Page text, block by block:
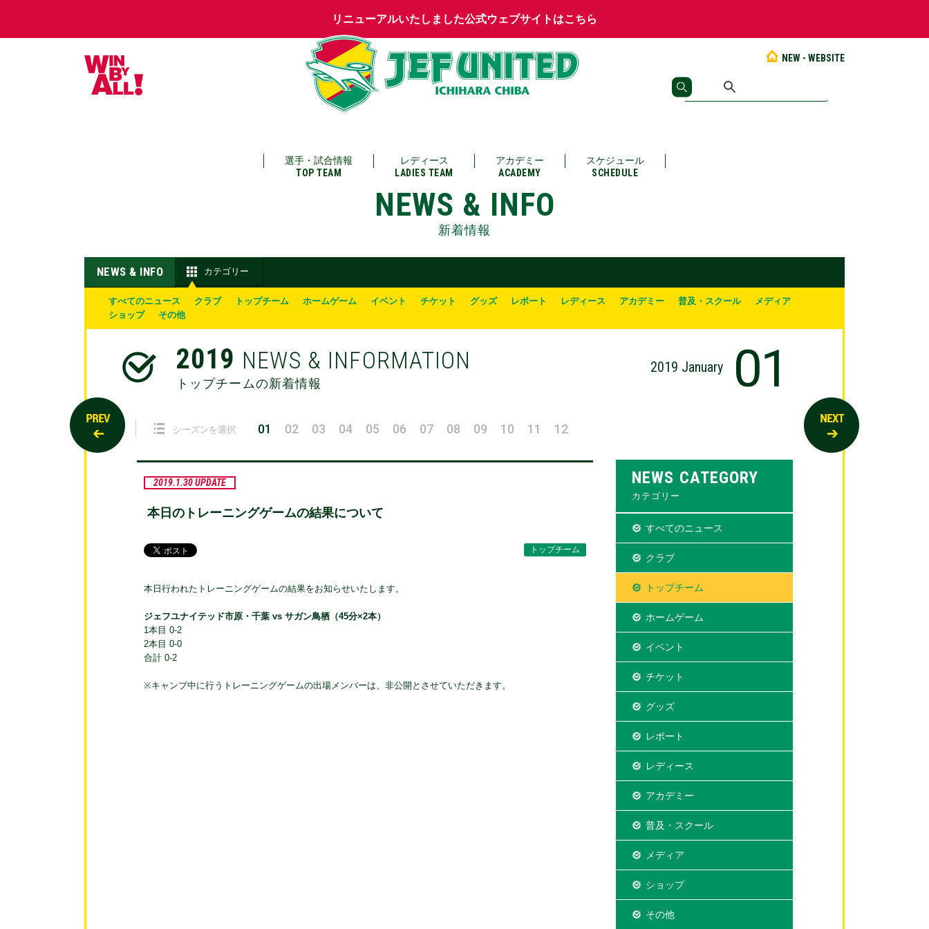
リニューアルいたしました公式ウェブサイトはこちら
NEW - WEBSITE
選手・試合情報
TOP TEAM
レディース
LADIES TEAM
アカデミー
ACADEMY
スケジュール
SCHEDULE
NEWS & INFO
新着情報
NEWS & INFO カテゴリー
すべてのニュース クラブ トップチーム ホームゲーム イベント チケット グッズ レポート レディース アカデミー 普及・スクール
メディア
ショップ
その他
2019 NEWS & INFORMATION
トップチームの新着情報
2019 January 01
シーズンを選択 01 02 03 04 05 06 07 08 09 10 11 12
2019.1.30 UPDATE
本日のトレーニングゲームの結果について
トップチーム
本日行われたトレーニングゲームの結果をお知らせいたします。
ジェフユナイテッド市原・千葉 vs サガン鳥栖（45分×2本）
1本目 0-2
2本目 0-0
合計 0-2
※キャンプ中に行うトレーニングゲームの出場メンバーは、非公開とさせていただきます。
NEWS CATEGORY
カテゴリー
すべてのニュース
クラブ
トップチーム
ホームゲーム
イベント
チケット
グッズ
レポート
レディース
アカデミー
普及・スクール
メディア
ショップ
その他